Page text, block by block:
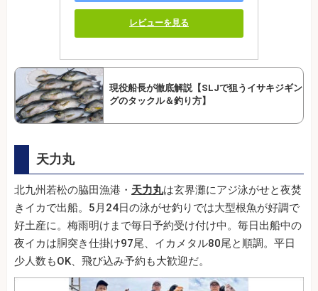
レビューを見る
現役船長が徹底解説【SLJで狙うイサキジギン
グのタックル＆釣り方】
天力丸
北九州若松の脇田漁港・ 天力丸は玄界灘にアジ泳がせと夜焚
きイカで出船。5月24日の泳がせ釣りでは大型根魚が好調で
好土産に。梅雨明けまで毎日予約受け付け中。毎日出船中の
夜イカは胴突き仕掛け97尾、イカメタル80尾と順調。平日
少人数もOK、飛び込み予約も大歓迎だ。